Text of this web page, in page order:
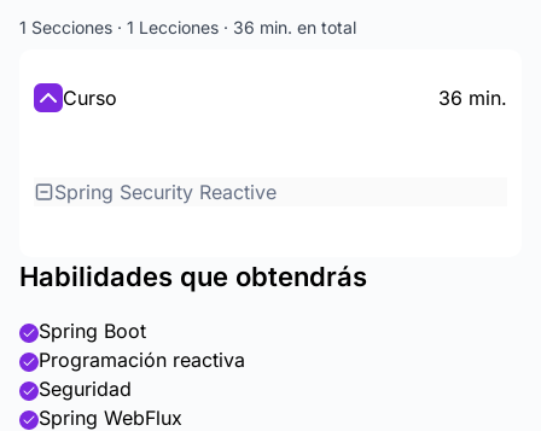
1 Secciones · 1 Lecciones · 36 min. en total
Curso 36 min.
Spring Security Reactive
Habilidades que obtendrás
Spring Boot
Programación reactiva
Seguridad
Spring WebFlux